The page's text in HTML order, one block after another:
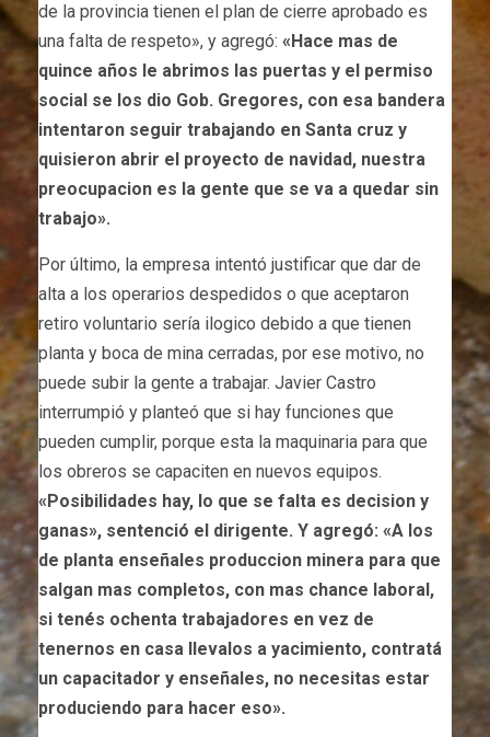
de la provincia tienen el plan de cierre aprobado es
una falta de respeto», y agregó: «Hace mas de
quince años le abrimos las puertas y el permiso
social se los dio Gob. Gregores, con esa bandera
intentaron seguir trabajando en Santa cruz y
quisieron abrir el proyecto de navidad, nuestra
preocupacion es la gente que se va a quedar sin
trabajo».
Por último, la empresa intentó justificar que dar de
alta a los operarios despedidos o que aceptaron
retiro voluntario sería ilogico debido a que tienen
planta y boca de mina cerradas, por ese motivo, no
puede subir la gente a trabajar. Javier Castro
interrumpió y planteó que si hay funciones que
pueden cumplir, porque esta la maquinaria para que
los obreros se capaciten en nuevos equipos.
«Posibilidades hay, lo que se falta es decision y
ganas», sentenció el dirigente. Y agregó: «A los
de planta enseñales produccion minera para que
salgan mas completos, con mas chance laboral,
si tenés ochenta trabajadores en vez de
tenernos en casa llevalos a yacimiento, contratá
un capacitador y enseñales, no necesitas estar
produciendo para hacer eso».